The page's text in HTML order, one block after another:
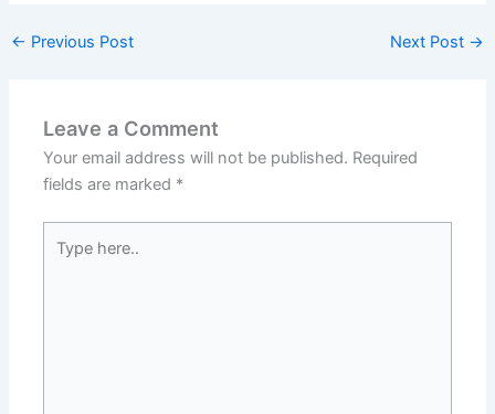
← Previous Post Next Post →
Leave a Comment
Your email address will not be published. Required
fields are marked *
here..